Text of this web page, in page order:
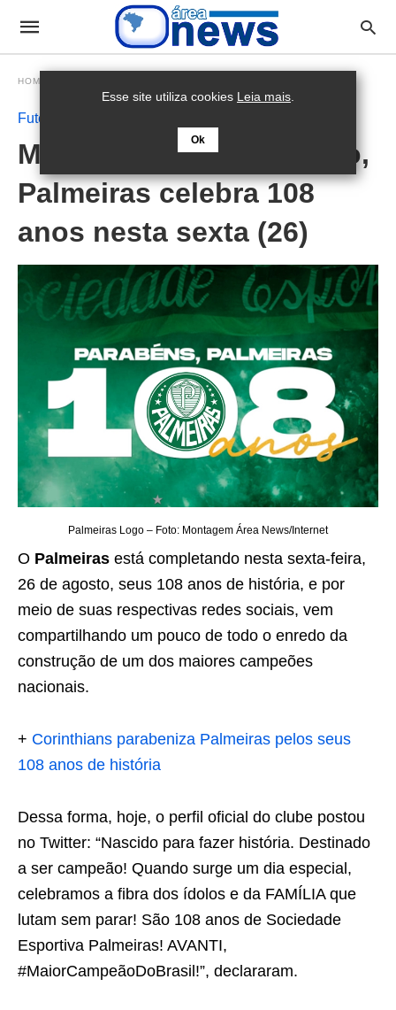
HOMEPAGE
Futebol
Maior campeão brasileiro,
Palmeiras celebra 108
anos nesta sexta (26)
Palmeiras Logo – Foto: Montagem Área News/Internet
O Palmeiras está completando nesta sexta-feira,
26 de agosto, seus 108 anos de história, e por
meio de suas respectivas redes sociais, vem
compartilhando um pouco de todo o enredo da
construção de um dos maiores campeões
nacionais.
+ Corinthians parabeniza Palmeiras pelos seus
108 anos de história
Dessa forma, hoje, o perfil oficial do clube postou
no Twitter: “Nascido para fazer história. Destinado
a ser campeão! Quando surge um dia especial,
celebramos a fibra dos ídolos e da FAMÍLIA que
lutam sem parar! São 108 anos de Sociedade
Esportiva Palmeiras! AVANTI,
#MaiorCampeãoDoBrasil!”, declararam.
Esse site utiliza cookies Leia mais.
Ok